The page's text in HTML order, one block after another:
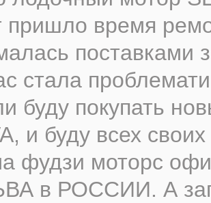
пришло время
поставками
стала
буду покупать
и буду всех
фудзи моторс
в РОССИИ. А